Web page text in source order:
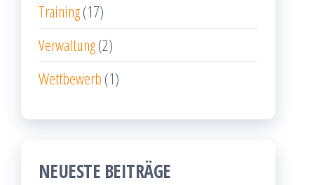
Training(17)
Verwaltung(2)
Wettbewerb (1)
NEUESTE BEITRÄGE